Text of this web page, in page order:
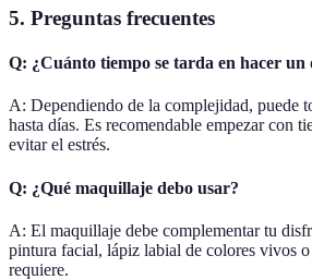
5. Preguntas frecuentes
Q: ¿Cuánto tiempo se tarda en hacer un
A: Dependiendo de la complejidad, puede
hasta días. Es recomendable empezar con
evitar el estrés.
Q: ¿Qué maquillaje debo usar?
A: El maquillaje debe complementar tu
pintura facial, lápiz labial de colores vivos
requiere.